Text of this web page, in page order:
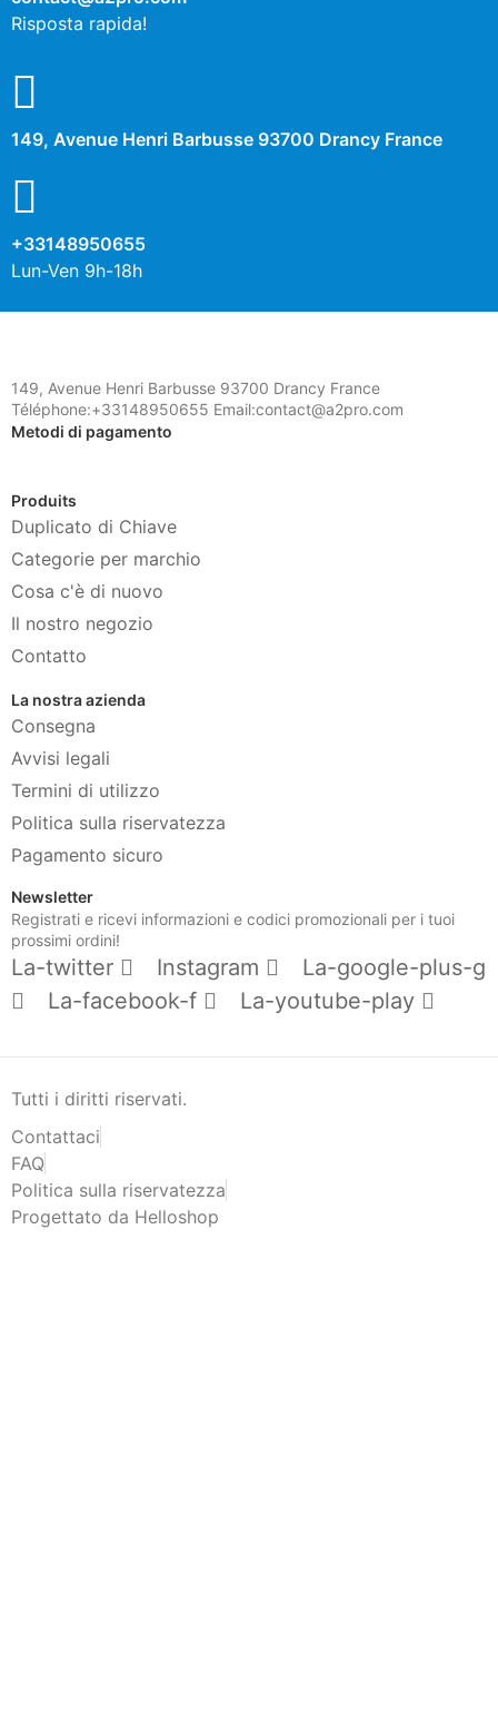
Risposta rapida!
149, Avenue Henri Barbusse 93700 Drancy France
+33148950655
Lun-Ven 9h-18h
149, Avenue Henri Barbusse 93700 Drancy France
Téléphone:+33148950655 Email:contact@a2pro.com
Metodi di pagamento
Produits
Duplicato di Chiave
Categorie per marchio
Cosa c'è di nuovo
Il nostro negozio
Contatto
La nostra azienda
Consegna
Avvisi legali
Termini di utilizzo
Politica sulla riservatezza
Pagamento sicuro
Newsletter
Registrati e ricevi informazioni e codici promozionali per i tuoi
prossimi ordini!
La-twitter Instagram
La-google-plus-g
La-facebook-f
La-youtube-play
Tutti i diritti riservati.
Contattaci
FAQ
Politica sulla riservatezza
Progettato da Helloshop